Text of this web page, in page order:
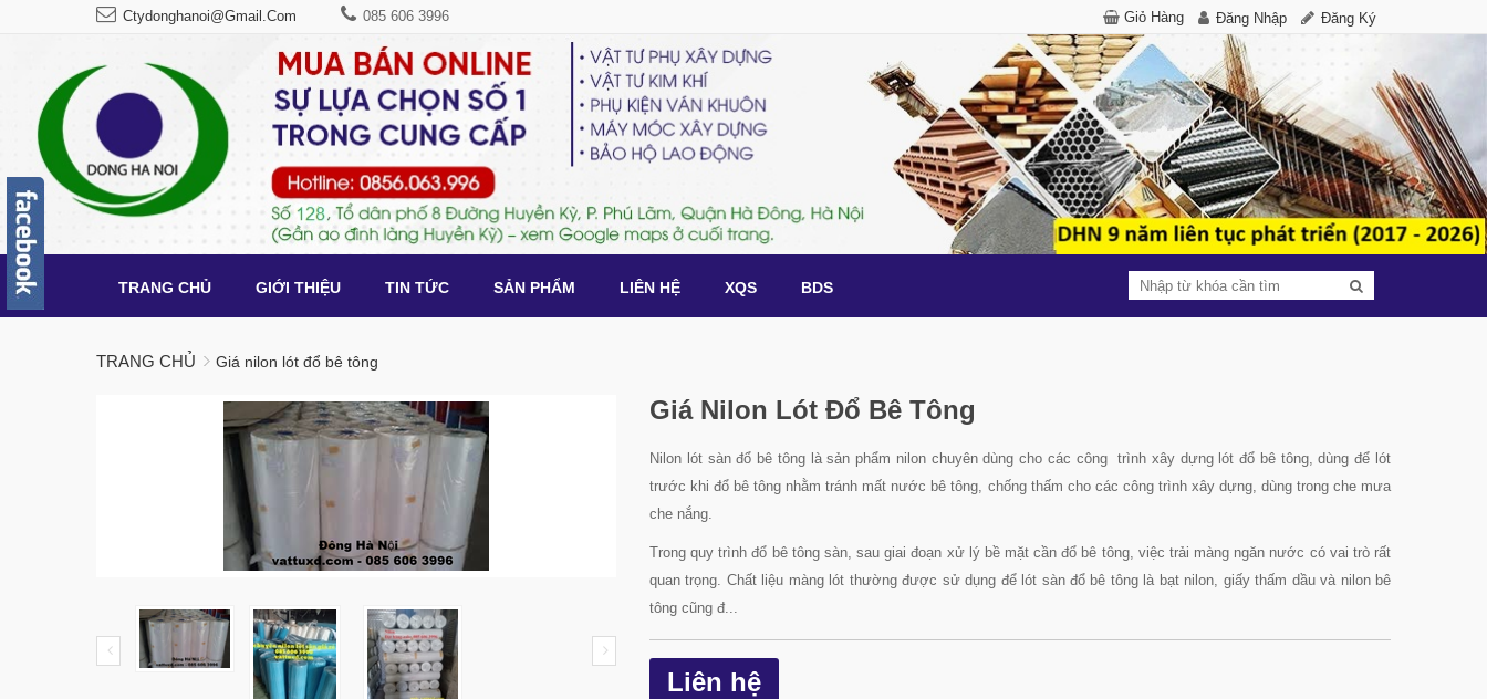
Ctydonghanoi@gmail.com 085 606 3996 Giỏ Hàng Đăng Nhập Đăng Ký
TRANG CHỦ GIỚI THIỆU TIN TỨC SẢN PHẨM LIÊN HỆ XQS BDS
TRANG CHỦ Giá nilon lót đổ bê tông
Giá Nilon Lót Đổ Bê Tông
Nilon lót sàn đổ bê tông là sản phẩm nilon chuyên dùng cho các công trình xây dựng lót đổ bê tông, dùng để lót
trước khi đổ bê tông nhằm tránh mất nước bê tông, chống thấm cho các công trình xây dựng, dùng trong che mưa
che nắng.
Trong quy trình đổ bê tông sàn, sau giai đoạn xử lý bề mặt cần đổ bê tông, việc trải màng ngăn nước có vai trò rất
quan trọng. Chất liệu màng lót thường được sử dụng để lót sàn đổ bê tông là bạt nilon, giấy thấm dầu và nilon bê
tông cũng đ...
Liên hệ